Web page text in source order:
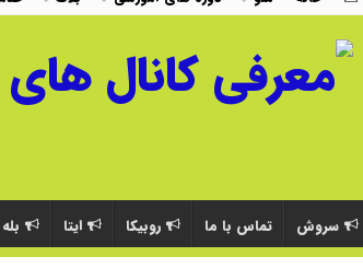
سروش تماس با ما روبیکا ایتا بله